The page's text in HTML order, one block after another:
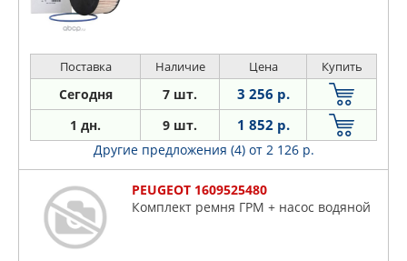
Поставка Наличие Цена Купить
Сегодня 7 шт. 3 256 р.
1 дн. 9 шт. 1 852 р.
Другие предложения (4) от 2 126 р.
PEUGEOT 1609525480
Комплект ремня ГРМ + насос водяной